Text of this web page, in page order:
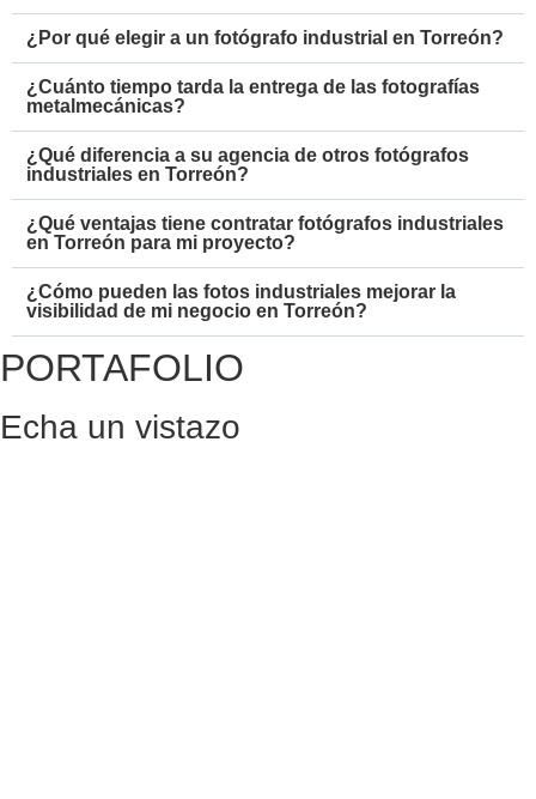
¿Por qué elegir a un fotógrafo industrial en Torreón?
¿Cuánto tiempo tarda la entrega de las fotografías
metalmecánicas?
¿Qué diferencia a su agencia de otros fotógrafos
industriales en Torreón?
¿Qué ventajas tiene contratar fotógrafos industriales
en Torreón para mi proyecto?
¿Cómo pueden las fotos industriales mejorar la
visibilidad de mi negocio en Torreón?
PORTAFOLIO
Echa un vistazo